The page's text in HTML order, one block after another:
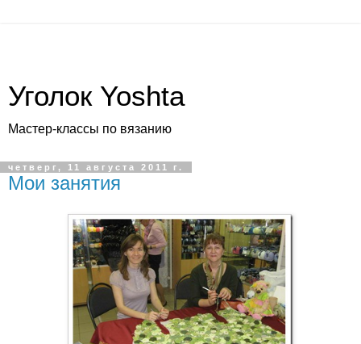
Уголок Yoshta
Мастер-классы по вязанию
четверг, 11 августа 2011 г.
Мои занятия